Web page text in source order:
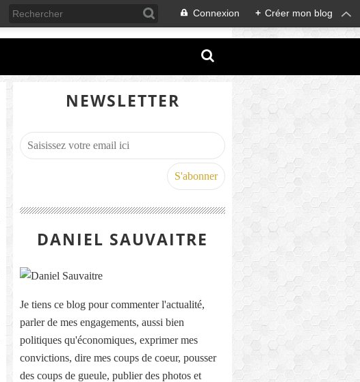
Connexion + Créer mon blog
NEWSLETTER
DANIEL SAUVAITRE
Je tiens ce blog pour commenter l'actualité,
parler de mes engagements, aussi bien
politiques qu'économiques, exprimer mes
convictions, dire mes coups de coeur, pousser
des coups de gueule, publier des photos et